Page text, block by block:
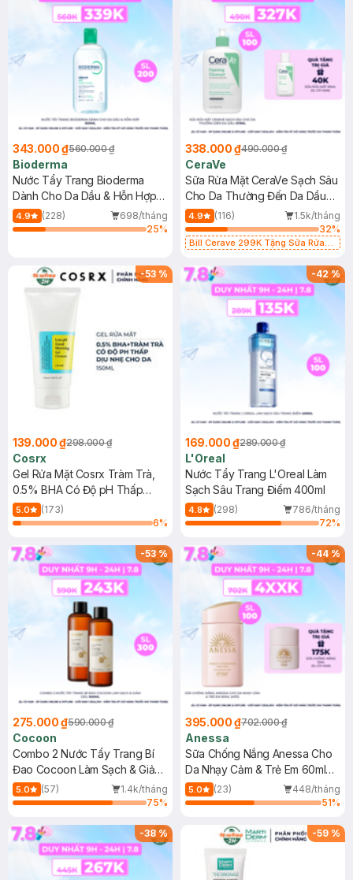
343.000 ₫560.000 ₫
Bioderma
Nước Tẩy Trang Bioderma
Dành Cho Da Dầu & Hỗn Hợp
500ml
4.9 (228)
698/tháng
25%
338.000 ₫490.000 ₫
CeraVe
Sữa Rửa Mặt CeraVe Sạch Sâu
Cho Da Thường Đến Da Dầu
473ml
4.9 (116)
1.5k/tháng
32%
Bill Cerave 299K Tặng Sữa Rửa
-53 %
139.000 ₫298.000 ₫
Cosrx
Gel Rửa Mặt Cosrx Tràm Trà,
0.5% BHA Có Độ pH Thấp
150ml
5.0
(173)
6%
-42%
169.000 ₫289.000 ₫
L'Oreal
Nước Tẩy Trang L'Oreal Làm
Sạch Sâu Trang Điểm 400ml
4.8 (298)
786/tháng
72%
-53%
275.000 ₫590.000 ₫
Cocoon
Combo 2 Nước Tẩy Trang Bí
Đao Cocoon Làm Sạch & Giảm
Dầu 500ml
5.0 (57)
1.4k/tháng
75%
-44%
395.000 ₫702.000 ₫
Anessa
Sữa Chống Nắng Anessa Cho
Da Nhạy Cảm & Trẻ Em 60ml
(Mới)
5.0 (23)
448/tháng
51%
-38% -59 %